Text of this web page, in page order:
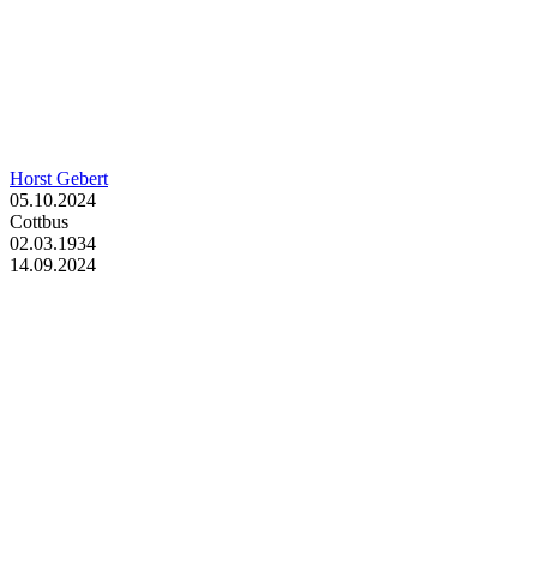
Horst Gebert
05.10.2024
Cottbus
02.03.1934
14.09.2024